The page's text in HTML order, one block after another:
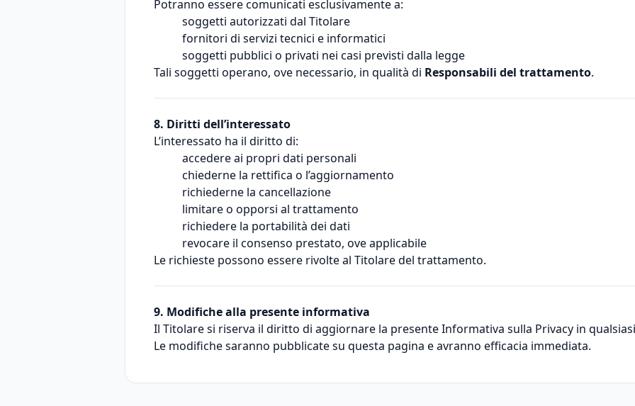
Potranno essere comunicati esclusivamente a:
soggetti autorizzati dal Titolare
fornitori di servizi tecnici e informatici
soggetti pubblici o privati nei casi previsti dalla legge
Tali soggetti operano, ove necessario, in qualità di Responsabili del trattamento.
8. Diritti dell’interessato
L’interessato ha il diritto di:
accedere ai propri dati personali
chiederne la rettifica o l’aggiornamento
richiederne la cancellazione
limitare o opporsi al trattamento
richiedere la portabilità dei dati
revocare il consenso prestato, ove applicabile
Le richieste possono essere rivolte al Titolare del trattamento.
9. Modifiche alla presente informativa
Il Titolare si riserva il diritto di aggiornare la presente Informativa sulla Privacy in
Le modifiche saranno pubblicate su questa pagina e avranno efficacia immediata.